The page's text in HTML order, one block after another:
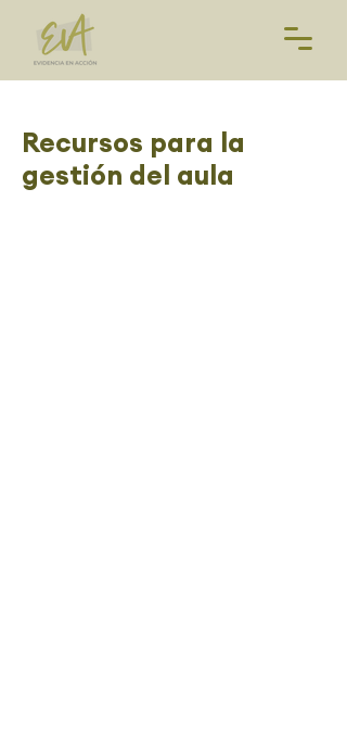
Recursos para la
gestión del aula